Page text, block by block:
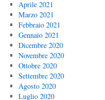
Aprile 2021
Marzo 2021
Febbraio 2021
Gennaio 2021
Dicembre 2020
Novembre 2020
Ottobre 2020
Settembre 2020
Agosto 2020
Luglio 2020